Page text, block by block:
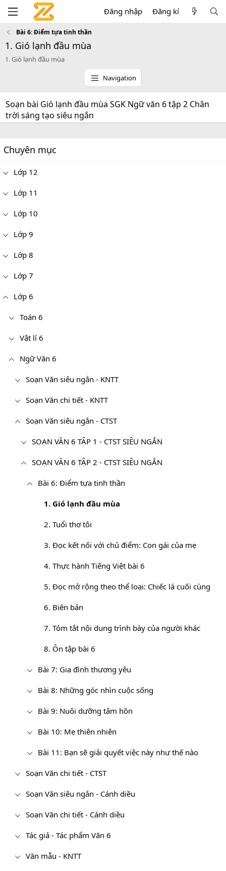
Đăng nhập Đăng kí
Bài 6: Điểm tựa tinh thần
1. Gió lạnh đầu mùa
1. Gió lạnh đầu mùa
Navigation
Soạn bài Gió lạnh đầu mùa SGK Ngữ văn 6 tập 2 Chân
trời sáng tạo siêu ngắn
Chuyên mục
Lớp 12
Lớp 11
Lớp 10
Lớp 9
Lớp 8
Lớp 7
Lớp 6
Toán 6
Vật lí 6
Ngữ Văn 6
Soạn Văn siêu ngắn - KNTT
Soạn Văn chi tiết - KNTT
Soạn Văn siêu ngắn - CTST
SOẠN VĂN 6 TẬP 1 - CTST SIÊU NGẮN
SOẠN VĂN 6 TẬP 2 - CTST SIÊU NGẮN
Bài 6: Điểm tựa tinh thần
1. Gió lạnh đầu mùa
2. Tuổi thơ tôi
3. Đọc kết nối với chủ điểm: Con gái của mẹ
4. Thực hành Tiếng Việt bài 6
5. Đọc mở rộng theo thể loại: Chiếc lá cuối cùng
6. Biên bản
7. Tóm tắt nội dung trình bày của người khác
8. Ôn tập bài 6
Bài 7: Gia đình thương yêu
Bài 8: Những góc nhìn cuộc sống
Bài 9: Nuôi dưỡng tâm hồn
Bài 10: Mẹ thiên nhiên
Bài 11: Bạn sẽ giải quyết việc này như thế nào
Soạn Văn chi tiết - CTST
Soạn Văn siêu ngắn - Cánh diều
Soạn Văn chi tiết - Cánh diều
Tác giả - Tác phẩm Văn 6
Văn mẫu - KNTT